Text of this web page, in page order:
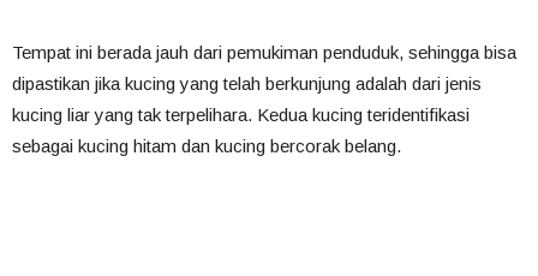
Tempat ini berada jauh dari pemukiman penduduk, sehingga bisa
dipastikan jika kucing yang telah berkunjung adalah dari jenis
kucing liar yang tak terpelihara. Kedua kucing teridentifikasi
sebagai kucing hitam dan kucing bercorak belang.